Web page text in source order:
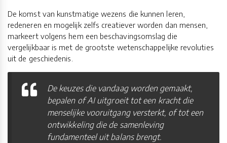
De komst van kunstmatige wezens die kunnen leren,
redeneren en mogelijk zelfs creatiever worden dan mensen,
markeert volgens hem een beschavingsomslag die
vergelijkbaar is met de grootste wetenschappelijke revoluties
uit de geschiedenis.
De keuzes die vandaag worden gemaakt,
bepalen of AI uitgroeit tot een kracht die
menselijke vooruitgang versterkt, of tot een
ontwikkeling die de samenleving
fundamenteel uit balans brengt.